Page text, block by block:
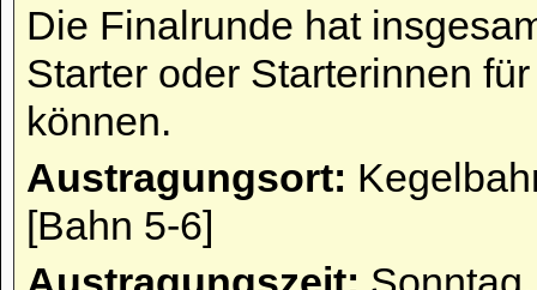
Die Finalrunde hat
Starter oder Starterinnen
können.
Austragungsort:
[Bahn 5-6]